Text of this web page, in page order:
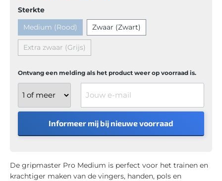
Sterkte
Medium (Rood)
Zwaar (Zwart)
Extra zwaar (Grijs)
Ontvang een melding als het product weer op voorraad is.
Informeer mij bij nieuwe voorraad
De gripmaster Pro Medium is perfect voor het trainen en
krachtiger maken van de vingers, handen, pols en